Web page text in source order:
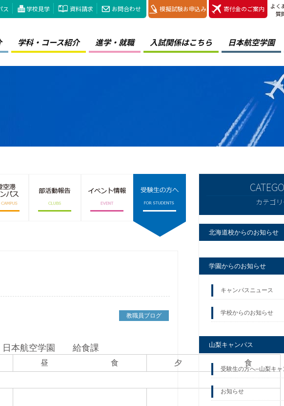
ス 学校見学 資料請求 お問合わせ 模擬試験お申込み 寄付金のご案内
よく
質
学科・コース紹介 進学・就職 入試関係はこちら 日本航空学園
教職員ブログ
空学園 給食課
昼 食 夕 食
カテゴリ
北海道校からのお知らせ
学園からのお知らせ
キャンパスニュース
学校からのお知らせ
山梨キャンパス
受験生の方へ–山梨キャ
お知らせ